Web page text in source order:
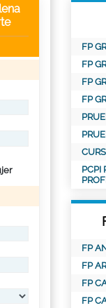
FP
FP
FP
FP
PCPI
FP
FP
FP
FP